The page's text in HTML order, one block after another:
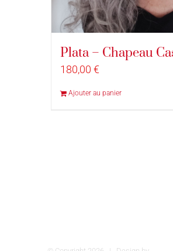
Plata – Chapeau
180,00 €
Ajouter au panier